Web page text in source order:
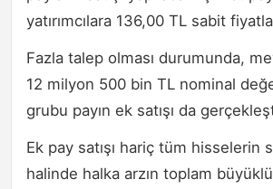
yatırımcılara 136,00 TL sabit
Fazla talep olması durumunda,
12 milyon 500 bin TL nominal
grubu payın ek satışı da
Ek pay satışı hariç tüm hisselerin
halinde halka arzın toplam